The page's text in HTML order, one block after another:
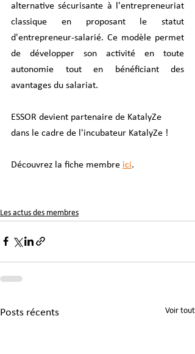
alternative sécurisante à l'entrepreneuriat
classique en proposant le statut
d'entrepreneur-salarié. Ce modèle permet
de développer son activité en toute
autonomie tout en bénéficiant des
avantages du salariat.
ESSOR devient partenaire de KatalyZe
dans le cadre de l'incubateur KatalyZe !
Découvrez la fiche membre ici.
Les actus des membres
Posts récents Voir tout